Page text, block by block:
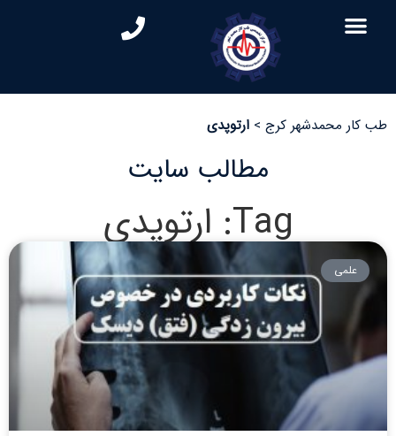
طب کار محمدشهر کرج > ارتوپدی
مطالب سایت
Tag: ارتوپدی
علمی